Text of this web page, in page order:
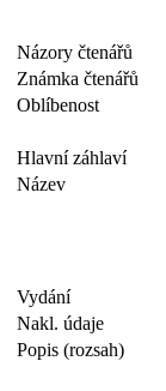
Názory čtenářů
Známka čtenářů
Oblíbenost
Hlavní záhlaví
Název
Vydání
Nakl. údaje
Popis (rozsah)